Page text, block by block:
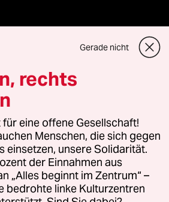
Vertriebs GmbH
rechtlichen Fragen oder für Genehmigungen
Kommune-Richtlinien
Impressum AGB
Gerade nicht
rechts
eine offene Gesellschaft!
Menschen, die sich gegen
einsetzen, unsere Solidarität.
der Einnahmen aus
„Alles beginnt im Zentrum“ –
bedrohte linke Kulturzentren